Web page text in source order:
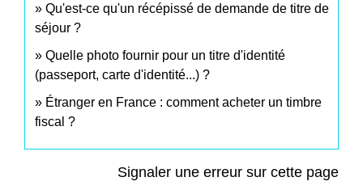
Qu'est-ce qu'un récépissé de demande de titre de
séjour ?
Quelle photo fournir pour un titre d'identité
(passeport, carte d'identité...) ?
Étranger en France : comment acheter un timbre
fiscal ?
Signaler une erreur sur cette page